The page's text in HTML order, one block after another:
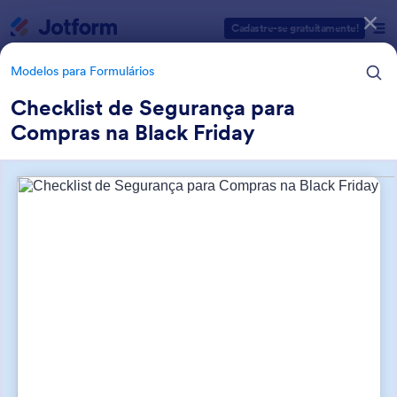
Cadastre-se gratuitamente!
Modelos para Formulários
Checklist de Segurança para
Compras na Black Friday
Modelos para Formulários
Categorias de Modelos para Formulários